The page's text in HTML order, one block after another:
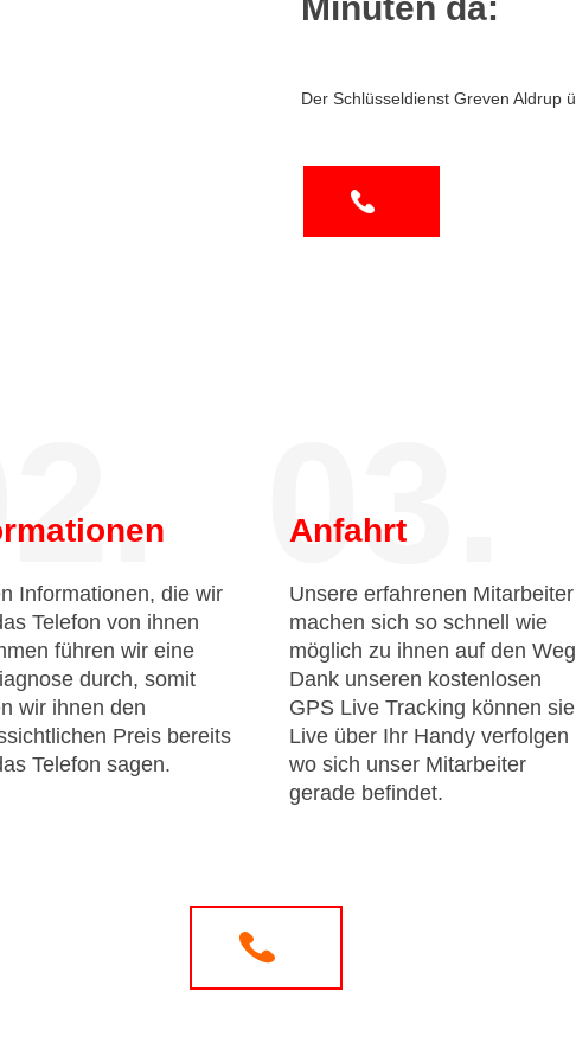
Der Schlüsseldienst Greven Aldrup
Informationen, die wir
Telefon von ihnen
führen wir eine
durch, somit
wir ihnen den
Preis bereits
Telefon sagen.
03.
Anfahrt
Unsere erfahrenen Mitarbeiter
machen sich so schnell wie
möglich zu ihnen auf den
Dank unseren kostenlosen
GPS Live Tracking können sie
Live über Ihr Handy verfolgen
wo sich unser Mitarbeiter
gerade befindet.